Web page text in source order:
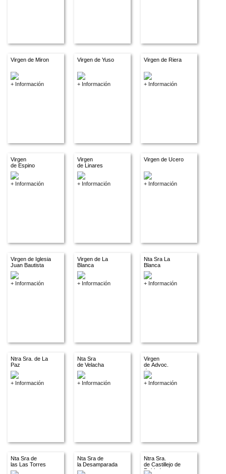
Virgen de Miron
+ Información
Virgen de Yuso
+ Información
Virgen de Riera
+ Información
Virgen
de Espino
+ Información
Virgen
de Linares
+ Información
Virgen de Ucero
+ Información
Virgen de Iglesia
Juan Bautista
+ Información
Virgen de La
Blanca
+ Información
Nta Sra La
Blanca
+ Información
Ntra Sra. de La
Paz
+ Información
Nta Sra
de Velacha
+ Información
Virgen
de Advoc.
descon.
+ Información
Nta Sra de
las Las Torres
Nta Sra de
la Desamparada
Ntra Sra.
de Castillejo de
Robledo